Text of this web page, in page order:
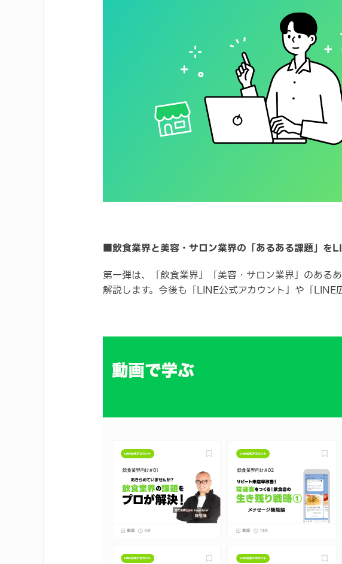
■飲食業界と美容・サロン業界の「あるある課題」を
第一弾は、「飲食業界」「美容・サロン業界」のあ
解説します。今後も「LINE公式アカウント」や「LINE